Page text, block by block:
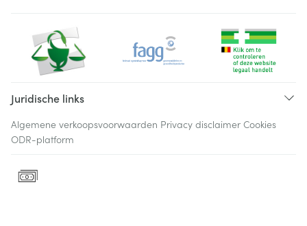
Juridische links
Algemene verkoopsvoorwaarden Privacy disclaimer Cookies
ODR-platform